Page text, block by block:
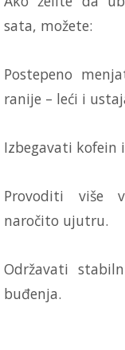
sata, možete:
Postepeno
ranije – leći i
Izbegavati kofein
Provoditi više
naročito ujutru.
Održavati
buđenja.